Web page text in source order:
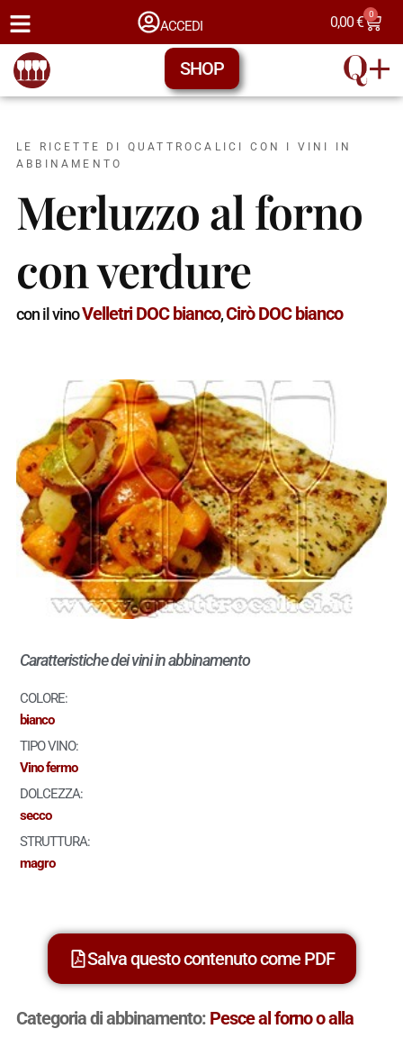
ACCEDI 0,00€ 0
SHOP
LE RICETTE DI QUATTROCALICI CON I VINI IN
ABBINAMENTO
Merluzzo al forno
con verdure
con il vinoVelletri DOC bianco,Cirò DOC bianco
Caratteristiche dei vini in abbinamento
COLORE:
bianco
TIPO VINO:
Vino fermo
DOLCEZZA:
secco
STRUTTURA:
magro
Salva questo contenuto come PDF
Categoria di abbinamento: Pesce al forno o alla